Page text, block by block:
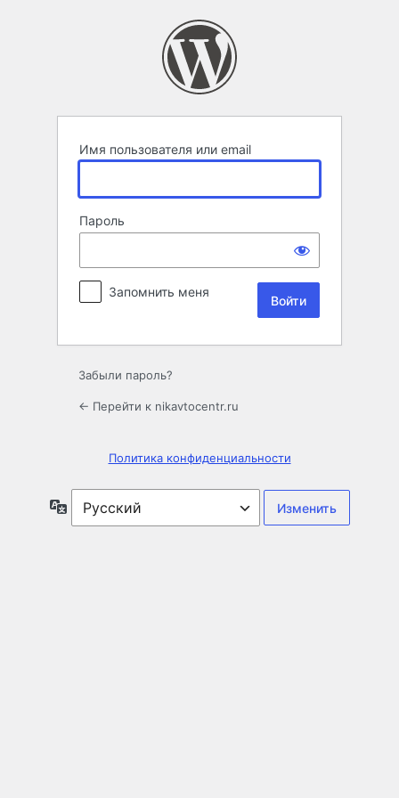
Имя пользователя или email
Пароль
Запомнить меня
Забыли пароль?
← Перейти к nikavtocentr.ru
Политика конфиденциальности
Язык